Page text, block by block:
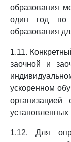
образования
один год по
образования
1.11.
заочной и
ускоренном
организацией
установленных
1.12. Для